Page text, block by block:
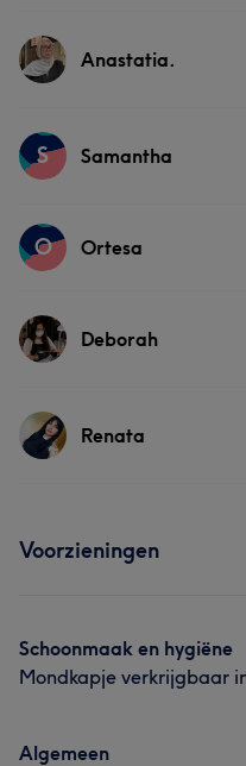
Behandelingen
Anastatia.
Behandelingen
Portfolio
S Samantha
Behandelingen
O Ortesa
Behandelingen
Deborah
Behandelingen
Wat onze klanten zeggen
Renata
Nagels
Voorzieningen
Schoonmaak en hygiëne
Mondkapje verkrijgbaar
Algemeen